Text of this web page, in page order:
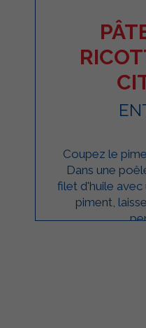
Coupez le
Dans une
filet d'huile avec
piment,